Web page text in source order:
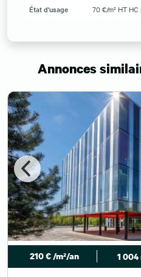
État d'usage
70 €/m² HT HC
Annonces
210 € /m²/an 1 004